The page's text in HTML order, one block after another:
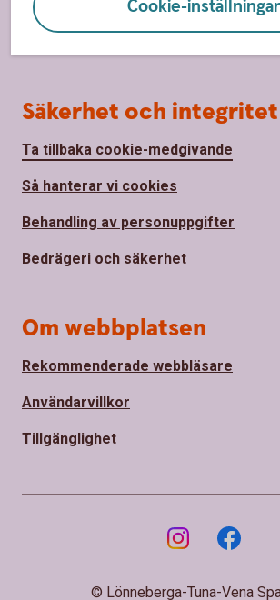
Cookie-inställningar
Öppettider
Säkerhet och integritet
Ta tillbaka cookie-medgivande
Så hanterar vi cookies
Behandling av personuppgifter
Bedrägeri och säkerhet
Om webbplatsen
Rekommenderade webbläsare
Användarvillkor
Tillgänglighet
© Lönneberga-Tuna-Vena